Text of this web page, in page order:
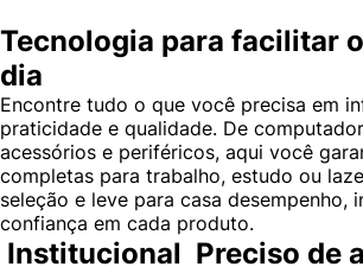
Tecnologia para facilitar
dia
Encontre tudo o que você precisa em
praticidade e qualidade. De
acessórios e periféricos, aqui você
completas para trabalho, estudo ou
seleção e leve para casa desempenho,
confiança em cada produto.
Institucional Preciso de